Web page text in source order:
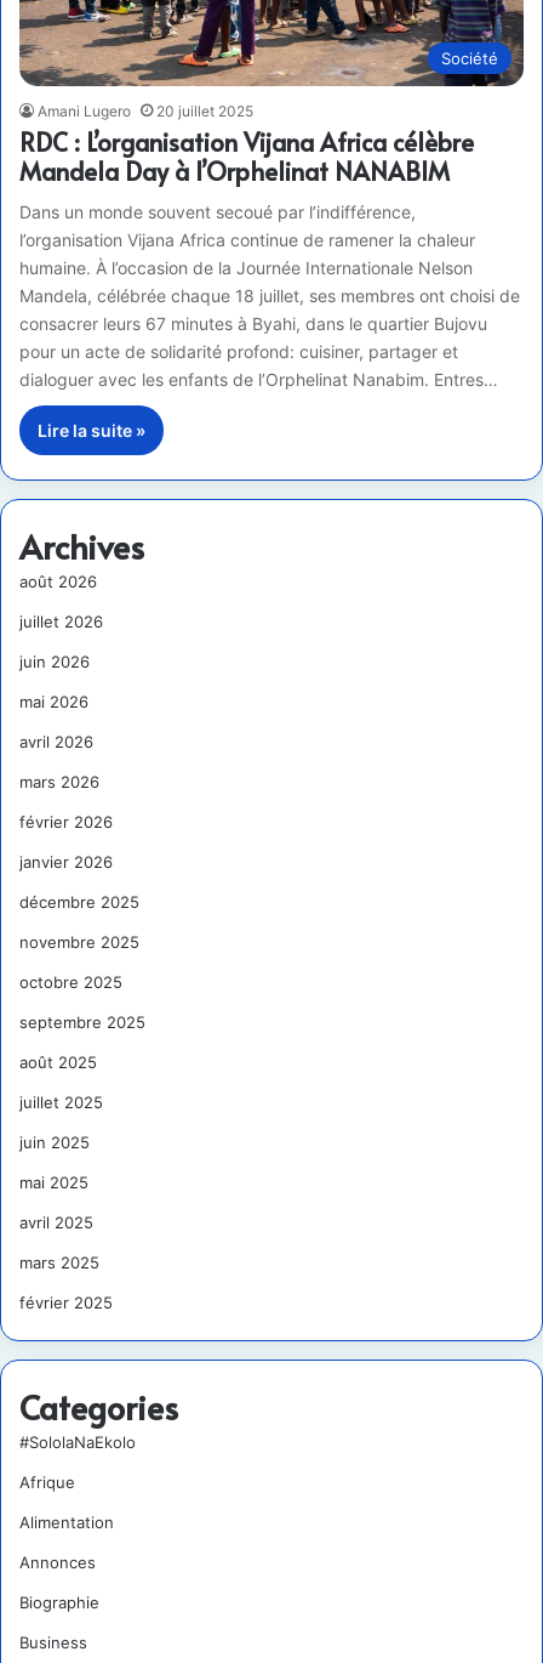
Société
Amani Lugero 20 juillet 2025
RDC : L’organisation Vijana Africa célèbre
Mandela Day à l’Orphelinat NANABIM
Dans un monde souvent secoué par l’indifférence,
l’organisation Vijana Africa continue de ramener la chaleur
humaine. À l’occasion de la Journée Internationale Nelson
Mandela, célébrée chaque 18 juillet, ses membres ont choisi de
consacrer leurs 67 minutes à Byahi, dans le quartier Bujovu
pour un acte de solidarité profond: cuisiner, partager et
dialoguer avec les enfants de l’Orphelinat Nanabim. Entres…
Lire la suite »
Archives
août 2026
juillet 2026
juin 2026
mai 2026
avril 2026
mars 2026
février 2026
janvier 2026
décembre 2025
novembre 2025
octobre 2025
septembre 2025
août 2025
juillet 2025
juin 2025
mai 2025
avril 2025
mars 2025
février 2025
Categories
#SololaNaEkolo
Afrique
Alimentation
Annonces
Biographie
Business